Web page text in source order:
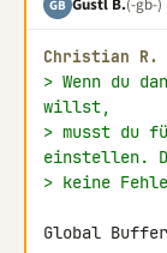
GB
Christian R.
> Wenn du
willst,
> musst du
einstellen.
> keine
Global